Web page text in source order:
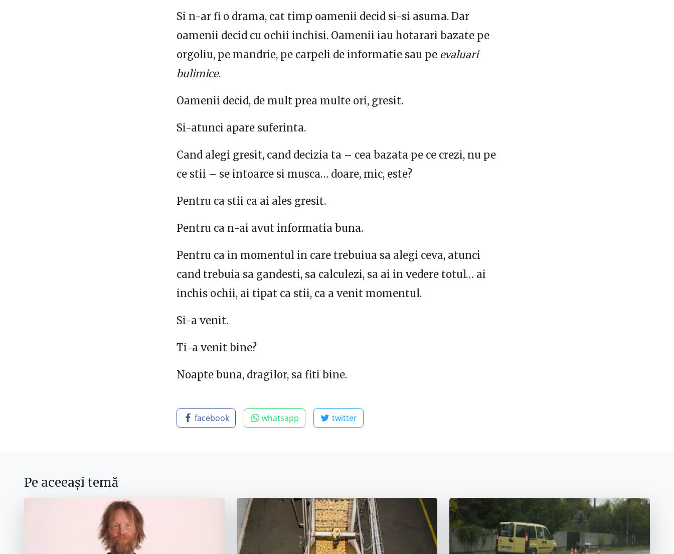
Si n-ar fi o drama, cat timp oamenii decid si-si asuma. Dar
oamenii decid cu ochii inchisi. Oamenii iau hotarari bazate pe
orgoliu, pe mandrie, pe carpeli de informatie sau pe evaluari
bulimice.
Oamenii decid, de mult prea multe ori, gresit.
Si-atunci apare suferinta.
Cand alegi gresit, cand decizia ta – cea bazata pe ce crezi, nu pe
ce stii – se intoarce si musca… doare, mic, este?
Pentru ca stii ca ai ales gresit.
Pentru ca n-ai avut informatia buna.
Pentru ca in momentul in care trebuiua sa alegi ceva, atunci
cand trebuia sa gandesti, sa calculezi, sa ai in vedere totul… ai
inchis ochii, ai tipat ca stii, ca a venit momentul.
Si-a venit.
Ti-a venit bine?
Noapte buna, dragilor, sa fiti bine.
facebook whatsapp twitter
Pe aceeași temă